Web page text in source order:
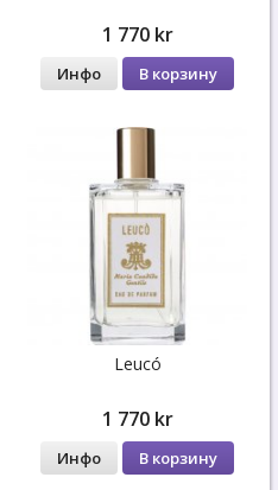
1 770 kr
Инфо В корзину
Leucó
1 770 kr
Инфо В корзину